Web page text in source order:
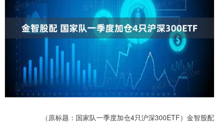
（原标题：国家队一季度加仓4只沪深300ETF）金智股配